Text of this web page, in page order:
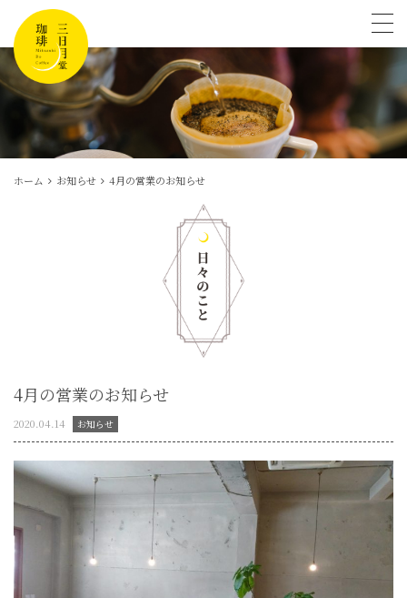
ホーム お知らせ 4月の営業のお知らせ
4月の営業のお知らせ
2020.04.14 お知らせ